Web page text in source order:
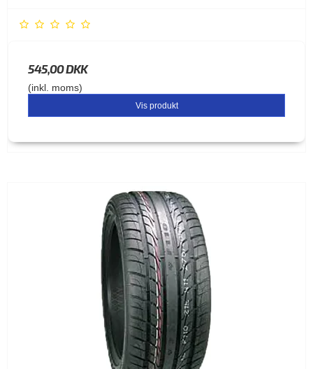
545,00 DKK
(inkl. moms)
Vis produkt